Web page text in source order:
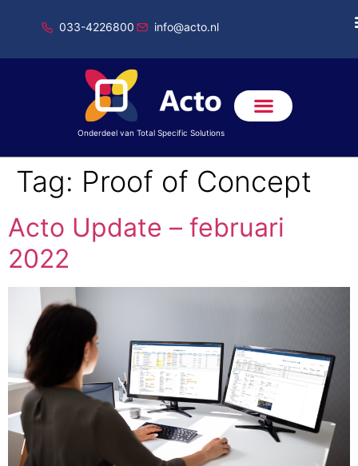
033-4226800 info@acto.nl
Onderdeel van Total Specific Solutions
Tag: Proof of Concept
Acto Update – februari
2022